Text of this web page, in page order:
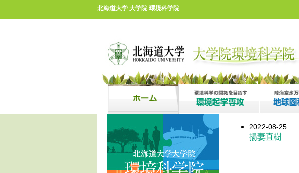
北海道大学 大学院 環境科学院
2022-08-25
揚妻直樹